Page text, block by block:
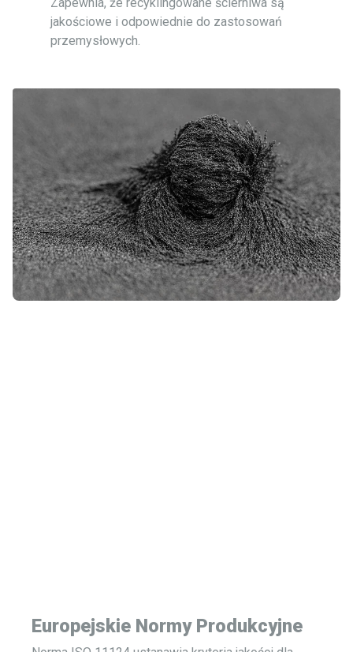
jakościowe i odpowiednie do zastosowań
przemysłowych.
Europejskie Normy Produkcyjne